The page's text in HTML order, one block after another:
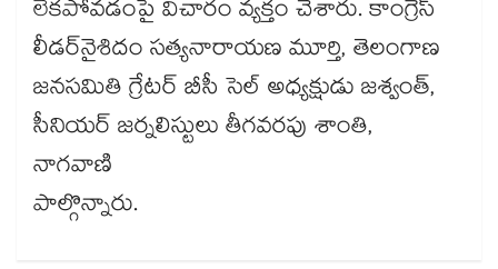
లేకపోవడంపై విచారం వ్యక్తం చేశారు. కాంగ్రెస్
లీడర్​నైశిదం సత్యనారాయణ మూర్తి, తెలంగాణ
జనసమితి గ్రేటర్ బీసీ సెల్ అధ్యక్షుడు జశ్వంత్,
సీనియర్ జర్నలిస్టులు తీగవరపు శాంతి,
నాగవాణి
పాల్గొన్నారు.